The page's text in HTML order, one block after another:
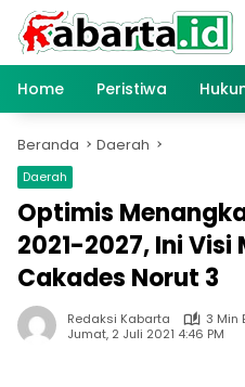
Langsung
konten
Home
Peristiwa
Beranda Daerah
Daerah
Optimis
2021-2027, Ini
Cakades Norut 3
Redaksi Kabarta
3 Min
Jumat, 2 Juli 2021 4:46 PM